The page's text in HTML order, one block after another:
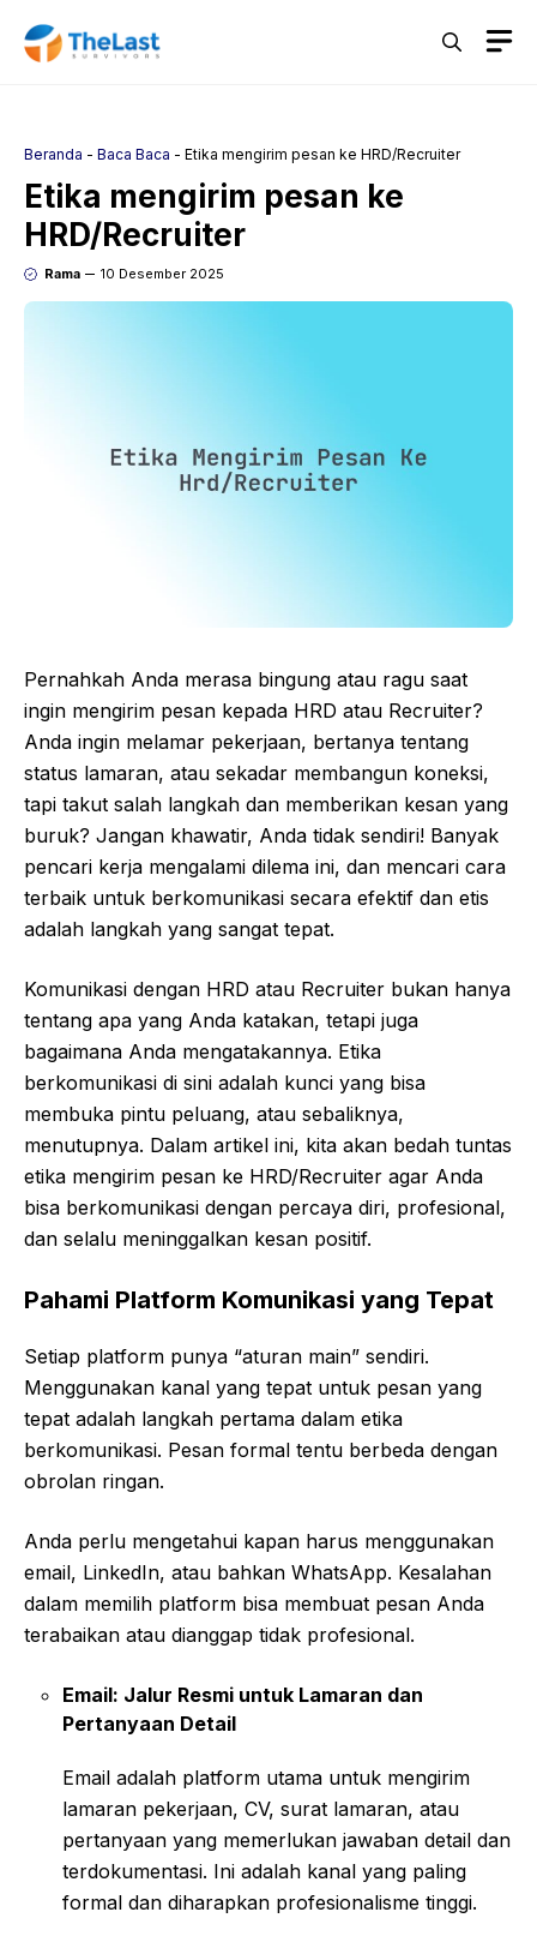
Beranda - Baca Baca - Etika mengirim pesan ke HRD/Recruiter
Etika mengirim pesan ke
HRD/Recruiter
Rama 10 Desember 2025
Pernahkah Anda merasa bingung atau ragu saat
ingin mengirim pesan kepada HRD atau Recruiter?
Anda ingin melamar pekerjaan, bertanya tentang
status lamaran, atau sekadar membangun koneksi,
tapi takut salah langkah dan memberikan kesan yang
buruk? Jangan khawatir, Anda tidak sendiri! Banyak
pencari kerja mengalami dilema ini, dan mencari cara
terbaik untuk berkomunikasi secara efektif dan etis
adalah langkah yang sangat tepat.
Komunikasi dengan HRD atau Recruiter bukan hanya
tentang apa yang Anda katakan, tetapi juga
bagaimana Anda mengatakannya. Etika
berkomunikasi di sini adalah kunci yang bisa
membuka pintu peluang, atau sebaliknya,
menutupnya. Dalam artikel ini, kita akan bedah tuntas
etika mengirim pesan ke HRD/Recruiter agar Anda
bisa berkomunikasi dengan percaya diri, profesional,
dan selalu meninggalkan kesan positif.
Pahami Platform Komunikasi yang Tepat
Setiap platform punya “aturan main” sendiri.
Menggunakan kanal yang tepat untuk pesan yang
tepat adalah langkah pertama dalam etika
berkomunikasi. Pesan formal tentu berbeda dengan
obrolan ringan.
Anda perlu mengetahui kapan harus menggunakan
email, LinkedIn, atau bahkan WhatsApp. Kesalahan
dalam memilih platform bisa membuat pesan Anda
terabaikan atau dianggap tidak profesional.
Email: Jalur Resmi untuk Lamaran dan
Pertanyaan Detail
Email adalah platform utama untuk mengirim
lamaran pekerjaan, CV, surat lamaran, atau
pertanyaan yang memerlukan jawaban detail dan
terdokumentasi. Ini adalah kanal yang paling
formal dan diharapkan profesionalisme tinggi.